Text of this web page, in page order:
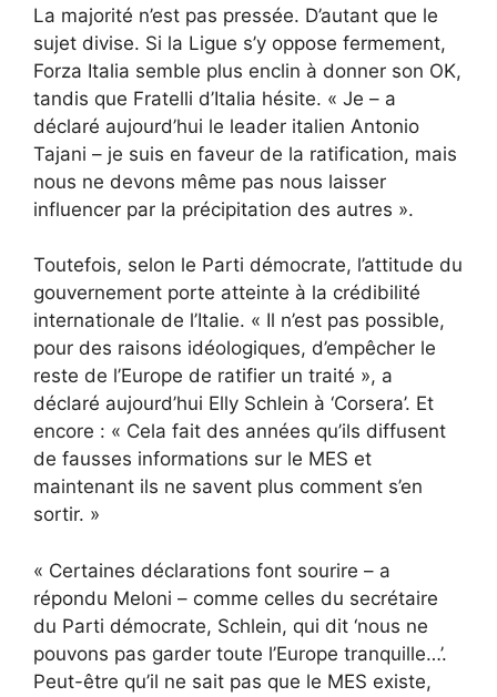
La majorité n’est pas pressée. D’autant que le
sujet divise. Si la Ligue s’y oppose fermement,
Forza Italia semble plus enclin à donner son OK,
tandis que Fratelli d’Italia hésite. « Je – a
déclaré aujourd’hui le leader italien Antonio
Tajani – je suis en faveur de la ratification, mais
nous ne devons même pas nous laisser
influencer par la précipitation des autres ».
Toutefois, selon le Parti démocrate, l’attitude du
gouvernement porte atteinte à la crédibilité
internationale de l’Italie. « Il n’est pas possible,
pour des raisons idéologiques, d’empêcher le
reste de l’Europe de ratifier un traité », a
déclaré aujourd’hui Elly Schlein à ‘Corsera’. Et
encore : « Cela fait des années qu’ils diffusent
de fausses informations sur le MES et
maintenant ils ne savent plus comment s’en
sortir. »
« Certaines déclarations font sourire – a
répondu Meloni – comme celles du secrétaire
du Parti démocrate, Schlein, qui dit ‘nous ne
pouvons pas garder toute l’Europe tranquille…’.
Peut-être qu’il ne sait pas que le MES existe,